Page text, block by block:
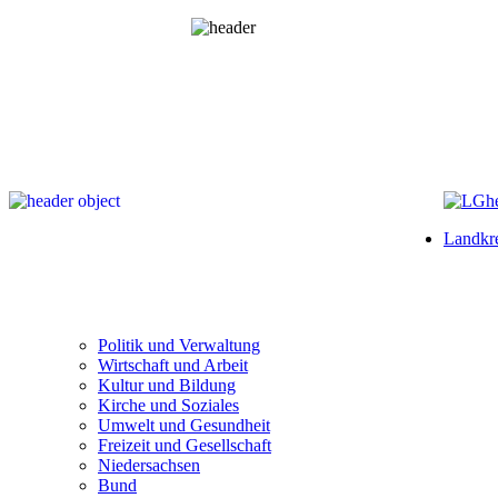
Politik und Verwaltung
Wirtschaft und Arbeit
Kultur und Bildung
Kirche und Soziales
Umwelt und Gesundheit
Freizeit und Gesellschaft
Niedersachsen
Bund